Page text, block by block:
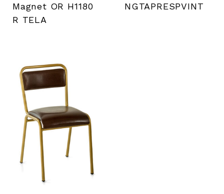
Magnet OR H1180
R TELA
NGTAPRESPVINT